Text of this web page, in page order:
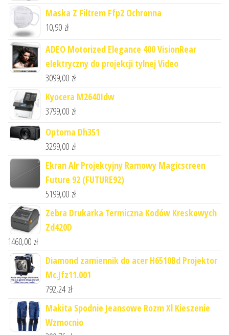
Maska Z Filtrem Ffp2 Ochronna
10,90 zł
ADEO Motorized Elegance 400 VisionRear
elektryczny do projekcji tylnej Video
3099,00 zł
Kyocera M2640Idw
3799,00 zł
Optoma Dh351
3299,00 zł
Ekran Alr Projekcyjny Ramowy Magicscreen
Future 92 (FUTURE92)
5199,00 zł
Zebra Drukarka Termiczna Kodów Kreskowych
Zd420D
1460,00 zł
Diamond zamiennik do acer H6510Bd Projektor
Mc.Jfz11.001
792,24 zł
Makita Spodnie Jeansowe Rozm Xl Kieszenie
Wzmocnio